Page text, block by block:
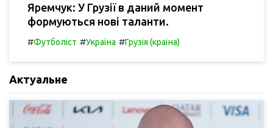
Яремчук: У Грузії в даний момент
формуються нові таланти.
#Футболіст #Україна #Грузія (країна)
Актуальне